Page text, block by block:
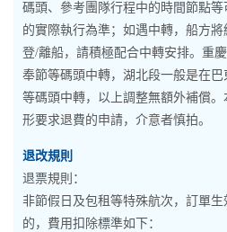
碼頭、參考團隊行程中的時間節點
的實際執行為準；如遇中轉，船方
登/離船，請積極配合中轉安排。重
奉節等碼頭中轉，湖北段一般是在
等碼頭中轉，以上調整無額外補償
形要求退費的申請，介意者慎拍。
退改規則
退票規則：
非節假日及包租等特殊航次，訂單
的，費用扣除標準如下：